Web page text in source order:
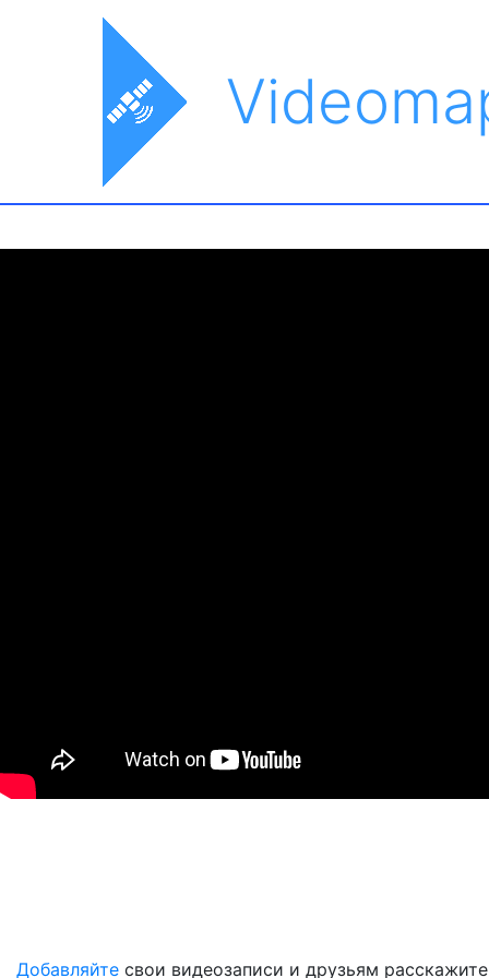
Добавляйте свои видеозаписи и друзьям